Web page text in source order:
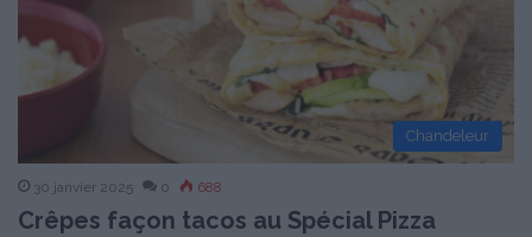
Chandeleur
30 janvier 2025 0 688
Crêpes façon tacos au Spécial Pizza